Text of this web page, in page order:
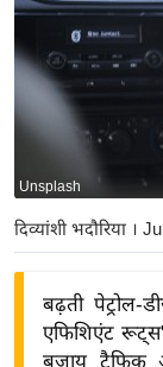
त
ष्ट्री
बि
ज़
ने
द्यो
Unsplash
दिव्यांशी भदौरिया ।
बढ़ती
एफिशिएंट
बजाय